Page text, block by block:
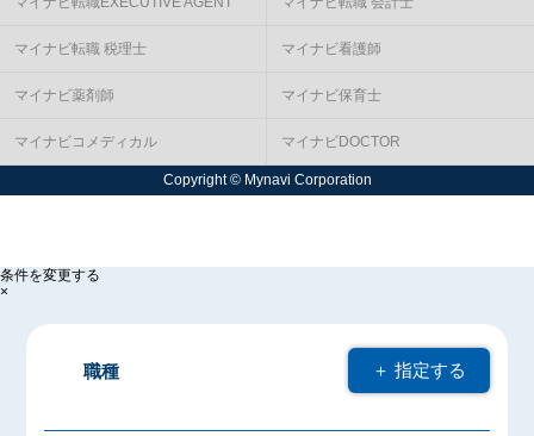
マイナビ転職 税理士 マイナビ看護師
マイナビ薬剤師 マイナビ保育士
マイナビコメディカル マイナビDOCTOR
Copyright © Mynavi Corporation
条件を変更する
×
職種 ＋ 指定する